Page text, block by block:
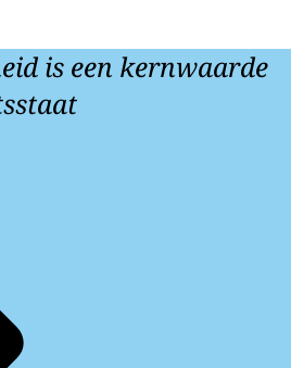
is een kernwaarde